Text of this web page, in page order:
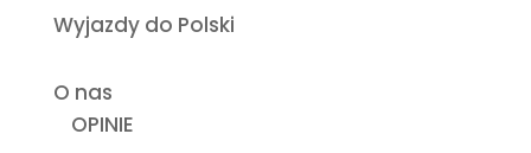
Wyjazdy do Polski
O nas
OPINIE